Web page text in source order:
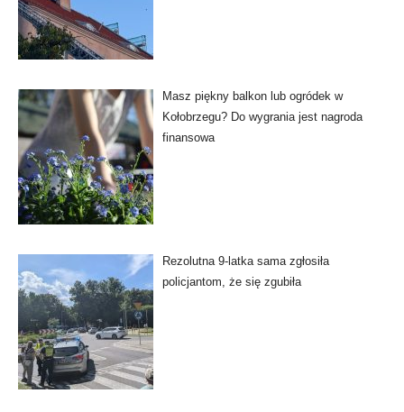
Masz piękny balkon lub ogródek w
Kołobrzegu? Do wygrania jest nagroda
finansowa
Rezolutna 9-latka sama zgłosiła
policjantom, że się zgubiła